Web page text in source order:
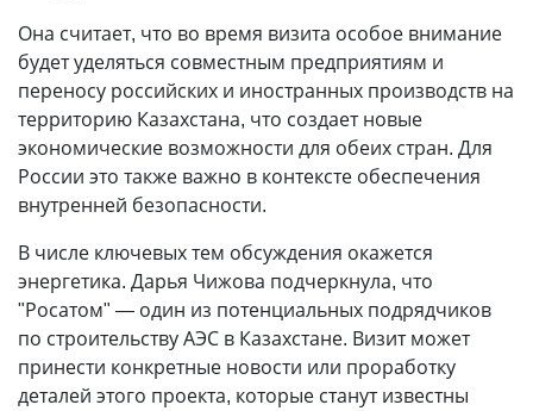
Она считает, что во время визита особое внимание
будет уделяться совместным предприятиям и
переносу российских и иностранных производств на
территорию Казахстана, что создает новые
экономические возможности для обеих стран. Для
России это также важно в контексте обеспечения
внутренней безопасности.
В числе ключевых тем обсуждения окажется
энергетика. Дарья Чижова подчеркнула, что
"Росатом" — один из потенциальных подрядчиков
по строительству АЭС в Казахстане. Визит может
принести конкретные новости или проработку
деталей этого проекта, которые станут известны